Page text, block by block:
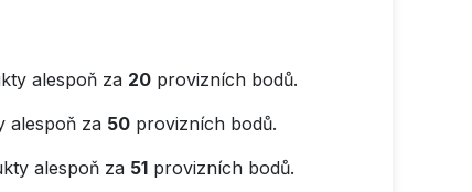
alespoň za 20provizních bodů.
alespoň za 50 provizních bodů.
alespoň za 51 provizních bodů.